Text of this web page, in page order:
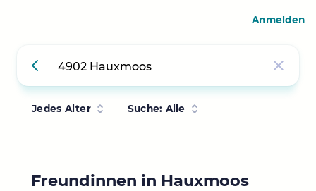
Jedes Alter Suche: Alle
Freundinnen in Hauxmoos
Anmelden